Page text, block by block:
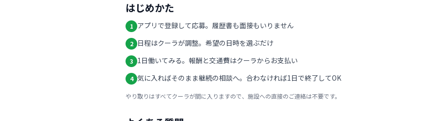
はじめかた
1 アプリで登録して応募。履歴書も面接もいりません
2 日程はクーラが調整。希望の日時を選ぶだけ
3 1日働いてみる。報酬と交通費はクーラからお支払い
4 気に入ればそのまま継続の相談へ。合わなければ1日で終了してOK
やり取りはすべてクーラが間に入りますので、施設への直接のご連絡は不要です。